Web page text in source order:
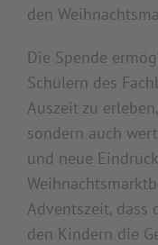
den
Die Spende
Schülern des
Auszeit zu
sondern auch
und neue
Adventszeit, dass
den Kindern die